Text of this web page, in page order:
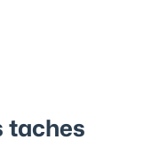
taches